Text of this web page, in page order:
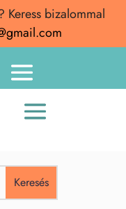
Keress bizalommal